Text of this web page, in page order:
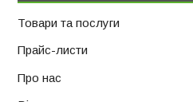
Товари та послуги
Прайс-листи
Про нас